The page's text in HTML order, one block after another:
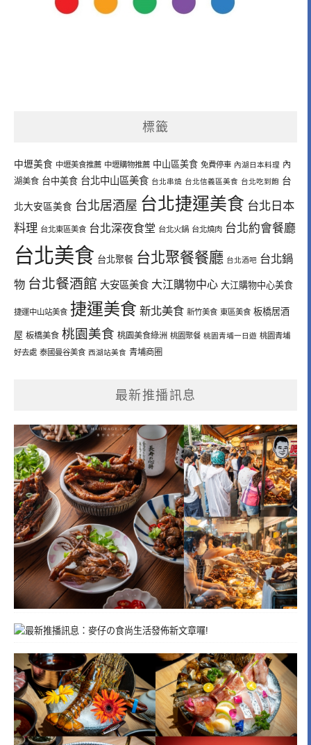
標籤
中壢美食 中壢美食推薦 中壢購物推薦 中山區美食 免費停車 內湖日本料理 內
湖美食 台中美食 台北中山區美食 台北串燒 台北信義區美食 台北吃到飽 台
北大安區美食 台北居酒屋 台北捷運美食 台北日本
料理 台北東區美食 台北深夜食堂 台北火鍋 台北燒肉 台北約會餐廳
台北美食 台北聚餐 台北聚餐餐廳 台北酒吧 台北鍋
物 台北餐酒館 大安區美食 大江購物中心 大江購物中心美食
捷運中山站美食 捷運美食 新北美食 新竹美食 東區美食 板橋居酒
屋 板橋美食 桃園美食 桃園美食綠洲 桃園聚餐 桃園青埔一日遊 桃園青埔
好去處 泰國曼谷美食 西湖站美食 青埔商圈
最新推播訊息